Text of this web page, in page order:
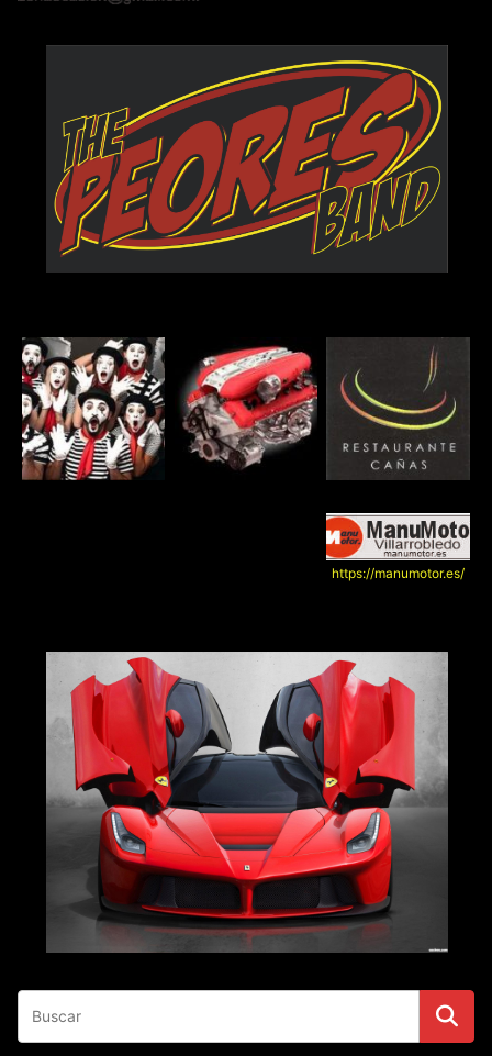
https://manumotor.es/